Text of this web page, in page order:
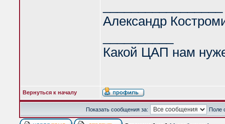
Александр
Какой ЦАП нам
Вернуться к началу
Показать сообщения за: Поле